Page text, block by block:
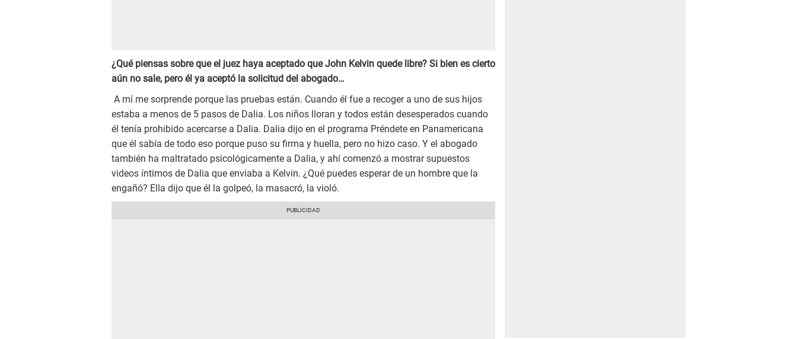
¿Qué piensas sobre que el juez haya aceptado que John Kelvin quede libre? Si bien es cierto
aún no sale, pero él ya aceptó la solicitud del abogado…
A mí me sorprende porque las pruebas están. Cuando él fue a recoger a uno de sus hijos
estaba a menos de 5 pasos de Dalia. Los niños lloran y todos están desesperados cuando
él tenía prohibido acercarse a Dalia. Dalia dijo en el programa Préndete en Panamericana
que él sabía de todo eso porque puso su firma y huella, pero no hizo caso. Y el abogado
también ha maltratado psicológicamente a Dalia, y ahí comenzó a mostrar supuestos
videos íntimos de Dalia que enviaba a Kelvin. ¿Qué puedes esperar de un hombre que la
engañó? Ella dijo que él la golpeó, la masacró, la violó.